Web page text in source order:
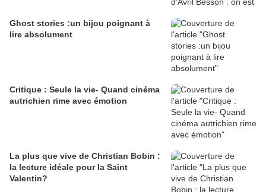
Ghost stories :un bijou poignant à
lire absolument
Critique : Seule la vie- Quand cinéma
autrichien rime avec émotion
La plus que vive de Christian Bobin :
la lecture idéale pour la Saint
Valentin?